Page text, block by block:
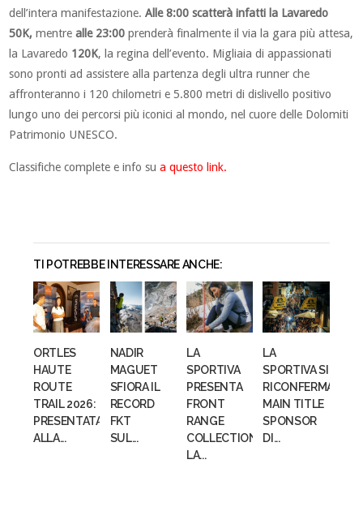
dell’intera manifestazione.Alle 8:00 scatterà infatti la Lavaredo
50K, mentrealle 23:00 prenderà finalmente il via la gara più attesa,
la Lavaredo 120K, la regina dell’evento. Migliaia di appassionati
sono pronti ad assistere alla partenza degli ultra runner che
affronteranno i 120 chilometri e 5.800 metri di dislivello positivo
lungo uno dei percorsi più iconici al mondo, nel cuore delle Dolomiti
Patrimonio UNESCO.
Classifiche complete e info sua questo link.
TI POTREBBE INTERESSARE ANCHE:
ORTLES
HAUTE
ROUTE
TRAIL 2026:
PRESENTATA
ALLA...
NADIR
MAGUET
SFIORA IL
RECORD
FKT
SUL...
LA
SPORTIVA
PRESENTA
FRONT
RANGE
COLLECTION,
LA...
LA
SPORTIVA SI
RICONFERMA
MAIN TITLE
SPONSOR
DI...